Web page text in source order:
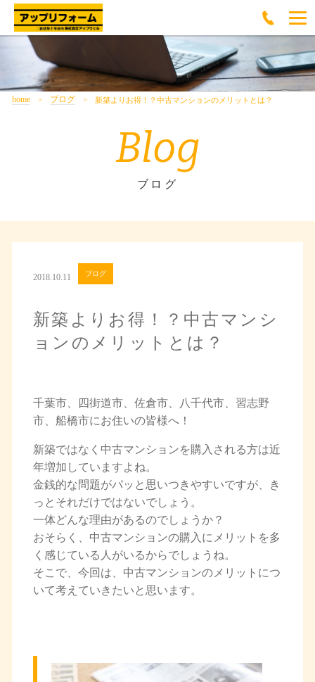
home ブログ 新築よりお得！？中古マンションのメリットとは？
Blog
ブログ
2018.10.11 ブログ
新築よりお得！？中古マンシ
ョンのメリットとは？
千葉市、四街道市、佐倉市、八千代市、習志野
市、船橋市にお住いの皆様へ！
新築ではなく中古マンションを購入される方は近
年増加していますよね。
金銭的な問題がパッと思いつきやすいですが、き
っとそれだけではないでしょう。
一体どんな理由があるのでしょうか？
おそらく、中古マンションの購入にメリットを多
く感じている人がいるからでしょうね。
そこで、今回は、中古マンションのメリットにつ
いて考えていきたいと思います。